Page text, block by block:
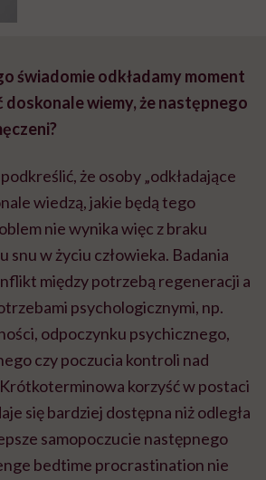
świadomie odkładamy moment
doskonale wiemy, że następnego
że osoby „odkładające
wiedzą, jakie będą tego
nie wynika więc z braku
snu w życiu człowieka. Badania
między potrzebą regeneracji a
psychologicznymi, np.
odpoczynku psychicznego,
czy poczucia kontroli nad
korzyść w postaci
się bardziej dostępna niż odległa
samopoczucie następnego
bedtime procrastination nie